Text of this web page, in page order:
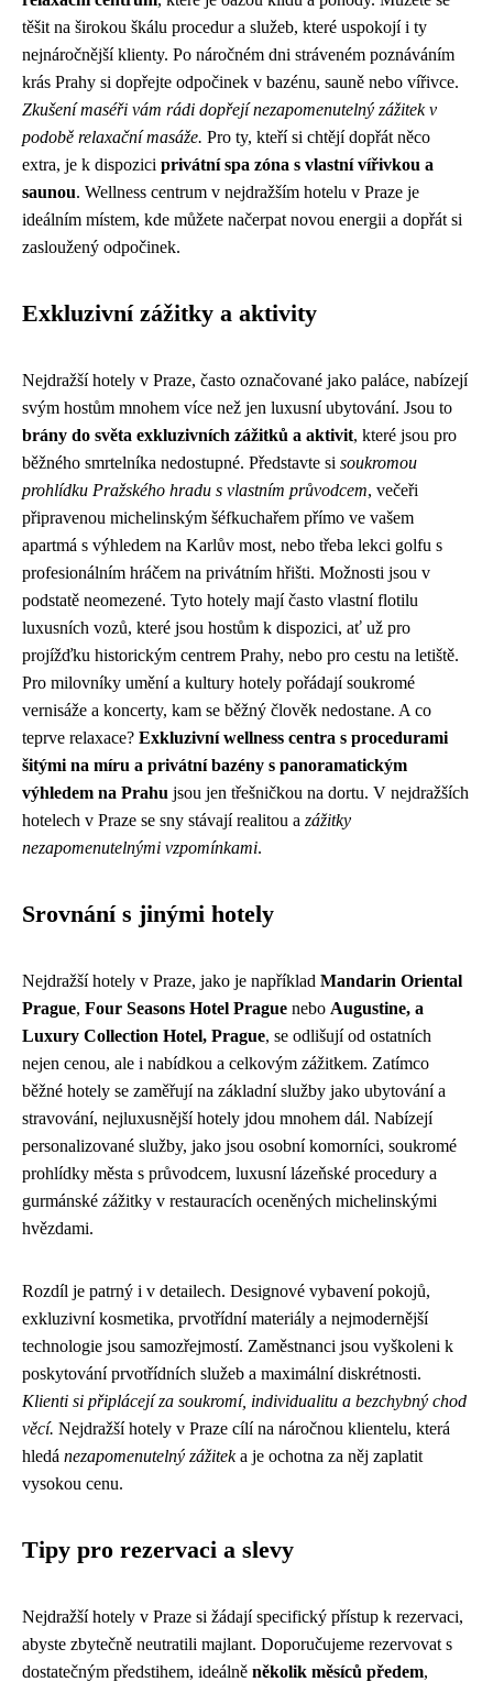
těšit na širokou škálu procedur a služeb, které uspokojí i ty
nejnáročnější klienty. Po náročném dni stráveném poznáváním
krás Prahy si dopřejte odpočinek v bazénu, sauně nebo vířivce.
Zkušení maséři vám rádi dopřejí nezapomenutelný zážitek v
podobě relaxační masáže. Pro ty, kteří si chtějí dopřát něco
extra, je k dispozici privátní spa zóna s vlastní vířivkou a
saunou. Wellness centrum v nejdražším hotelu v Praze je
ideálním místem, kde můžete načerpat novou energii a dopřát si
zasloužený odpočinek.
Exkluzivní zážitky a aktivity
Nejdražší hotely v Praze, často označované jako paláce, nabízejí
svým hostům mnohem více než jen luxusní ubytování. Jsou to
brány do světa exkluzivních zážitků a aktivit, které jsou pro
běžného smrtelníka nedostupné. Představte si soukromou
prohlídku Pražského hradu s vlastním průvodcem, večeři
připravenou michelinským šéfkuchařem přímo ve vašem
apartmá s výhledem na Karlův most, nebo třeba lekci golfu s
profesionálním hráčem na privátním hřišti. Možnosti jsou v
podstatě neomezené. Tyto hotely mají často vlastní flotilu
luxusních vozů, které jsou hostům k dispozici, ať už pro
projížďku historickým centrem Prahy, nebo pro cestu na letiště.
Pro milovníky umění a kultury hotely pořádají soukromé
vernisáže a koncerty, kam se běžný člověk nedostane. A co
teprve relaxace? Exkluzivní wellness centra s procedurami
šitými na míru a privátní bazény s panoramatickým
výhledem na Prahu jsou jen třešničkou na dortu. V nejdražších
hotelech v Praze se sny stávají realitou a zážitky
nezapomenutelnými vzpomínkami.
Srovnání s jinými hotely
Nejdražší hotely v Praze, jako je například Mandarin Oriental
Prague, Four Seasons Hotel Prague nebo Augustine, a
Luxury Collection Hotel, Prague, se odlišují od ostatních
nejen cenou, ale i nabídkou a celkovým zážitkem. Zatímco
běžné hotely se zaměřují na základní služby jako ubytování a
stravování, nejluxusnější hotely jdou mnohem dál. Nabízejí
personalizované služby, jako jsou osobní komorníci, soukromé
prohlídky města s průvodcem, luxusní lázeňské procedury a
gurmánské zážitky v restauracích oceněných michelinskými
hvězdami.
Rozdíl je patrný i v detailech. Designové vybavení pokojů,
exkluzivní kosmetika, prvotřídní materiály a nejmodernější
technologie jsou samozřejmostí. Zaměstnanci jsou vyškoleni k
poskytování prvotřídních služeb a maximální diskrétnosti.
Klienti si připlácejí za soukromí, individualitu a bezchybný chod
věcí. Nejdražší hotely v Praze cílí na náročnou klientelu, která
hledá nezapomenutelný zážiteka je ochotna za něj zaplatit
vysokou cenu.
Tipy pro rezervaci a slevy
Nejdražší hotely v Praze si žádají specifický přístup k rezervaci,
abyste zbytečně neutratili majlant. Doporučujeme rezervovat s
dostatečným předstihem, ideálně několik měsíců předem,